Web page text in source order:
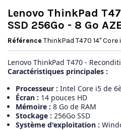
Lenovo ThinkPad
SSD 256Go - 8 Go
Référence ThinkPad T470 14" Core
Lenovo ThinkPad T470 -
Caractéristiques principales :
Processeur : Intel Core i5 de
Écran : 14 pouces HD
Mémoire : 8 Go de RAM
Stockage : 256Go SSD
Système d'exploitation :